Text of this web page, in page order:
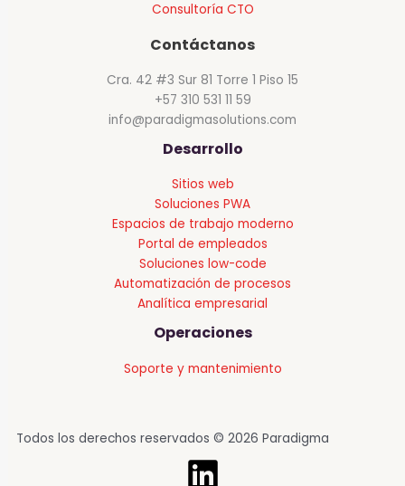
Consultoría CTO
Contáctanos
Cra. 42 #3 Sur 81 Torre 1 Piso 15
+57 310 531 11 59
info@paradigmasolutions.com
Desarrollo
Sitios web
Soluciones PWA
Espacios de trabajo moderno
Portal de empleados
Soluciones low-code
Automatización de procesos
Analítica empresarial
Operaciones
Soporte y mantenimiento
Todos los derechos reservados © 2026 Paradigma